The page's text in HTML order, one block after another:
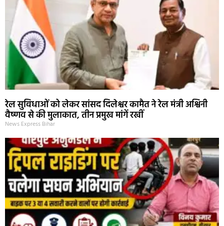
रेल सुविधाओं को लेकर सांसद दिलेश्वर कामैत ने रेल मंत्री अश्विनी
वैष्णव से की मुलाकात, तीन प्रमुख मांगें रखीं
News Express Bihar